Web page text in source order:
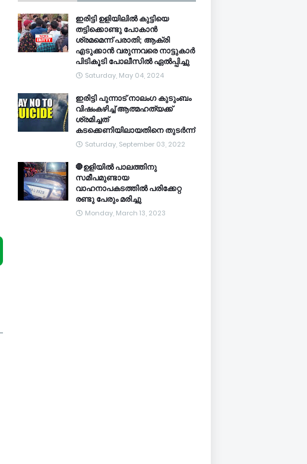
ഇരിട്ടി ഉളിയിലിൽ കുട്ടിയെ
തട്ടിക്കൊണ്ടു പോകാൻ
ശ്രമമെന്ന് പരാതി; ആക്രി
എടുക്കാൻ വരുന്നവരെ നാട്ടുകാർ
പിടികൂടി പോലീസിൽ ഏൽപ്പിച്ചു
Saturday, May 04, 2024
ഇരിട്ടി പുന്നാട് നാലംഗ കുടുംബം
വിഷംകഴിച്ച്‌ ആത്മഹത്യക്ക്
ശ്രമിച്ചത്
കടക്കെണിയിലായതിനെ തുടർന്ന്
Saturday, September 03, 2022
🛑ഉളിയിൽ പാലത്തിനു
സമീപമുണ്ടായ
വാഹനാപകടത്തിൽ പരിക്കേറ്റ
രണ്ടു പേരും മരിച്ചു
Monday, March 13, 2023